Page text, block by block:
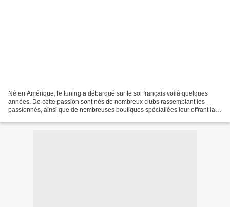
Né en Amérique, le tuning a débarqué sur le sol français voilà quelques
années. De cette passion sont nés de nombreux clubs rassemblant les
passionnés, ainsi que de nombreuses boutiques spécialiées leur offrant la